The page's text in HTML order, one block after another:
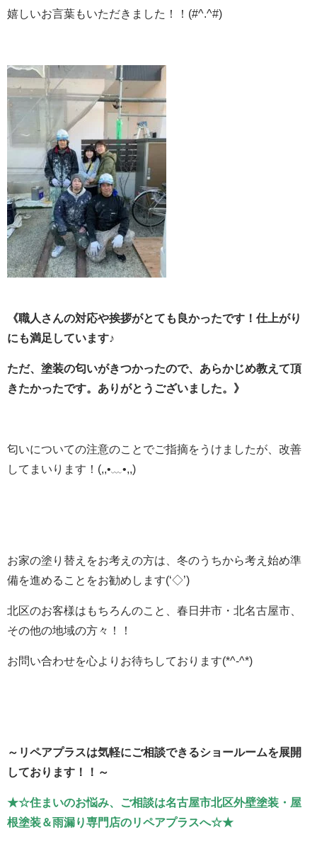
嬉しいお言葉もいただきました！！(#^.^#)
《職人さんの対応や挨拶がとても良かったです！仕上がり
にも満足しています♪
ただ、塗装の匂いがきつかったので、あらかじめ教えて頂
きたかったです。ありがとうございました。》
匂いについての注意のことでご指摘をうけましたが、改善
してまいります！(,,•﹏•,,)
お家の塗り替えをお考えの方は、冬のうちから考え始め準
備を進めることをお勧めします(‘◇’)ゞ
北区のお客様はもちろんのこと、春日井市・北名古屋市、
その他の地域の方々！！
お問い合わせを心よりお待ちしております(*^-^*)
～リペアプラスは気軽にご相談できるショールームを展開
しております！！～
★☆住まいのお悩み、ご相談は名古屋市北区外壁塗装・屋
根塗装＆雨漏り専門店のリペアプラスへ☆★